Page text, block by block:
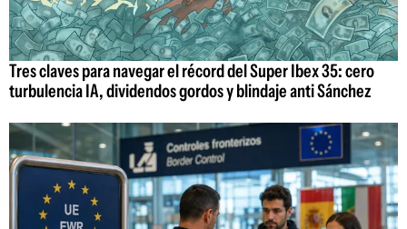
Tres claves para navegar el récord del Super Ibex 35: cero
turbulencia IA, dividendos gordos y blindaje anti Sánchez